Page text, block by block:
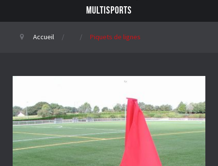
MULTISPORTS
Accueil Piquets de lignes